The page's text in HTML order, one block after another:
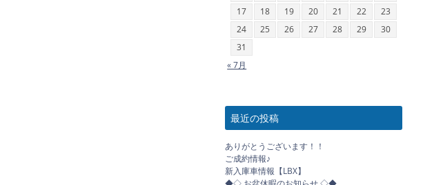
17
18 19 20 21 22
23
24
25 26 27 28 29
30
31
« 7月
最近の投稿
ありがとうございます！！
ご成約情報♪
新入庫車情報【LBX】